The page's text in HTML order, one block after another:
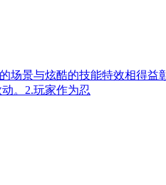
景与炫酷的技能特效相得
。2.玩家作为忍